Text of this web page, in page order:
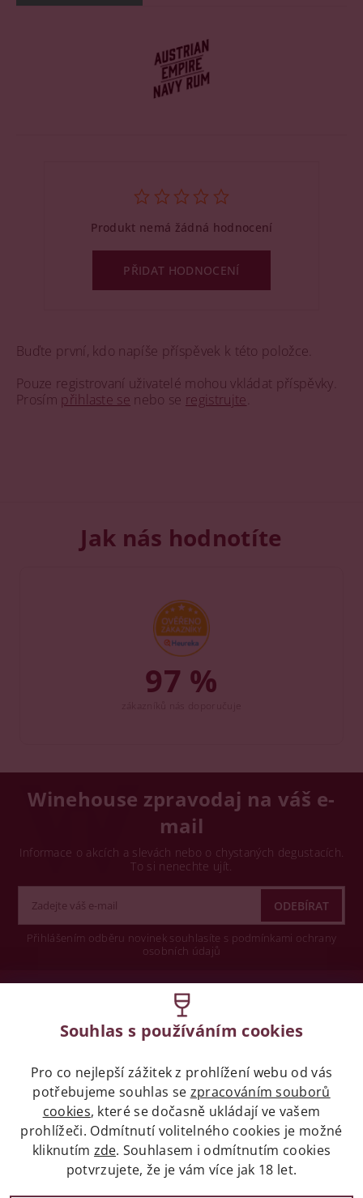
Buďte první, kdo napíše příspěvek k této položce.
Pouze registrovaní uživatelé mohou vkládat příspěvky.
Prosím přihlaste se nebo se registrujte
Produkt nemá žádná hodnocení
PŘIDAT HODNOCENÍ
Jak nás hodnotíte
97 %
Winehouse zpravodaj na váš e-
mail
Informace o akcích a slevách nebo o chystaných degustacích.
To si nenechte ujít.
Přihlášením odběru novinek souhlasíte s podmínkami ochrany
osobních údajů
Legislativa
Zákaz prodeje alkoholických nápojů osobám
mladších 18 let.
Naše služby
Souhlas s používáním cookies
Pro co nejlepší zážitek z prohlížení webu od vás
potřebujeme souhlas se zpracováním souborů
cookies, které se dočasně ukládají ve vašem
prohlížeči. Odmítnutí volitelného cookies je možné
kliknutím zde. Souhlasem i odmítnutím cookies
potvrzujete, že je vám více jak 18 let.